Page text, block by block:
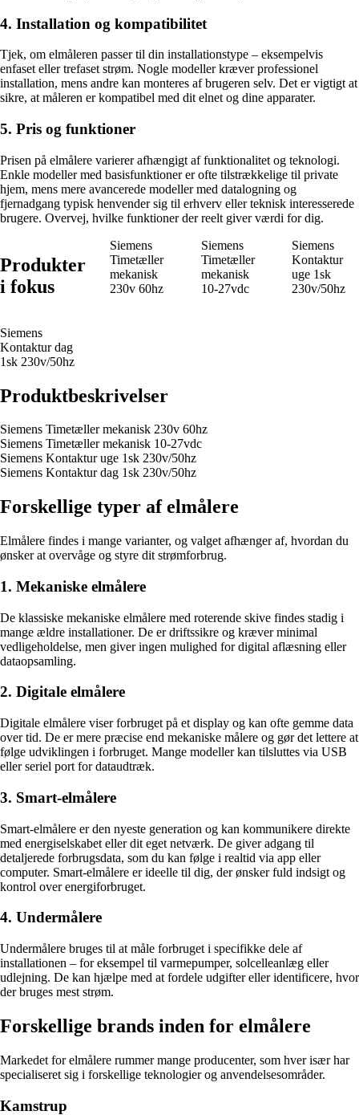
4. Installation og kompatibilitet
Tjek, om elmåleren passer til din installationstype – eksempelvis
enfaset eller trefaset strøm. Nogle modeller kræver professionel
installation, mens andre kan monteres af brugeren selv. Det er vigtigt at
sikre, at måleren er kompatibel med dit elnet og dine apparater.
5. Pris og funktioner
Prisen på elmålere varierer afhængigt af funktionalitet og teknologi.
Enkle modeller med basisfunktioner er ofte tilstrækkelige til private
hjem, mens mere avancerede modeller med datalogning og
fjernadgang typisk henvender sig til erhverv eller teknisk interesserede
brugere. Overvej, hvilke funktioner der reelt giver værdi for dig.
Produkter
i fokus
Siemens
Timetæller
mekanisk
230v 60hz
Siemens
Timetæller
mekanisk
10-27vdc
Siemens
Kontaktur
uge 1sk
230v/50hz
Siemens
Kontaktur dag
1sk 230v/50hz
Produktbeskrivelser
Siemens Timetæller mekanisk 230v 60hz
Siemens Timetæller mekanisk 10-27vdc
Siemens Kontaktur uge 1sk 230v/50hz
Siemens Kontaktur dag 1sk 230v/50hz
Forskellige typer af elmålere
Elmålere findes i mange varianter, og valget afhænger af, hvordan du
ønsker at overvåge og styre dit strømforbrug.
1. Mekaniske elmålere
De klassiske mekaniske elmålere med roterende skive findes stadig i
mange ældre installationer. De er driftssikre og kræver minimal
vedligeholdelse, men giver ingen mulighed for digital aflæsning eller
dataopsamling.
2. Digitale elmålere
Digitale elmålere viser forbruget på et display og kan ofte gemme data
over tid. De er mere præcise end mekaniske målere og gør det lettere at
følge udviklingen i forbruget. Mange modeller kan tilsluttes via USB
eller seriel port for dataudtræk.
3. Smart-elmålere
Smart-elmålere er den nyeste generation og kan kommunikere direkte
med energiselskabet eller dit eget netværk. De giver adgang til
detaljerede forbrugsdata, som du kan følge i realtid via app eller
computer. Smart-elmålere er ideelle til dig, der ønsker fuld indsigt og
kontrol over energiforbruget.
4. Undermålere
Undermålere bruges til at måle forbruget i specifikke dele af
installationen – for eksempel til varmepumper, solcelleanlæg eller
udlejning. De kan hjælpe med at fordele udgifter eller identificere, hvor
der bruges mest strøm.
Forskellige brands inden for elmålere
Markedet for elmålere rummer mange producenter, som hver især har
specialiseret sig i forskellige teknologier og anvendelsesområder.
Kamstrup